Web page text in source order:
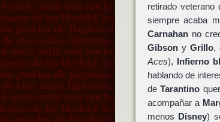
retirado
siempre acaba
Carnahanno
Gibsony Grillo,
Aces), Infierno
hablando de
deTarantino
acompañar a
menos Disney)